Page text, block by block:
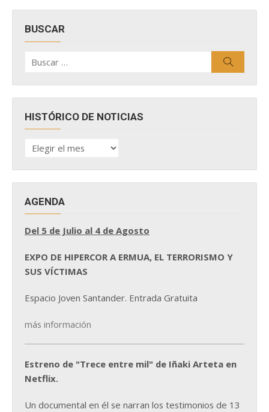
BUSCAR
por:
HISTÓRICO DE NOTICIAS
HISTÓRICO
DE
AGENDA
Del 5 de Julio al 4 de Agosto
EXPO DE HIPERCOR A ERMUA, EL TERRORISMO Y
SUS VÍCTIMAS
Espacio Joven Santander. Entrada Gratuita
más información
Estreno de "Trece entre mil" de Iñaki Arteta en
Netflix.
Un documental en él se narran los testimonios de 13